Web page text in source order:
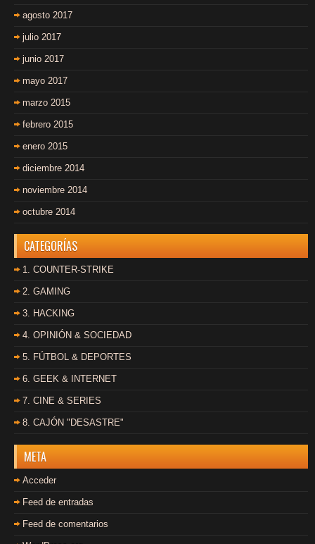
agosto 2017
julio 2017
junio 2017
mayo 2017
marzo 2015
febrero 2015
enero 2015
diciembre 2014
noviembre 2014
octubre 2014
CATEGORÍAS
1. COUNTER-STRIKE
2. GAMING
3. HACKING
4. OPINIÓN & SOCIEDAD
5. FÚTBOL & DEPORTES
6. GEEK & INTERNET
7. CINE & SERIES
8. CAJÓN "DESASTRE"
META
Acceder
Feed de entradas
Feed de comentarios